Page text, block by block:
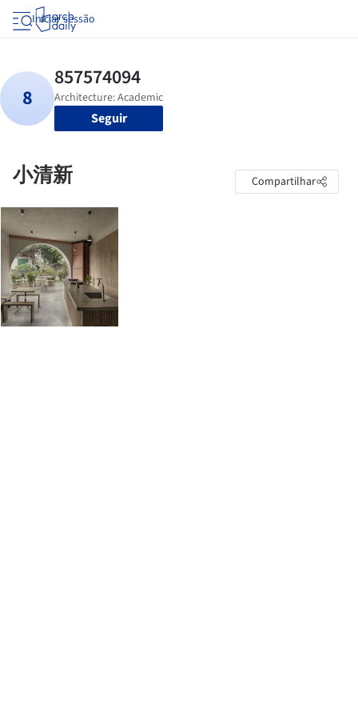
Iniciar sessão
Seguir
小清新 Compartilhar